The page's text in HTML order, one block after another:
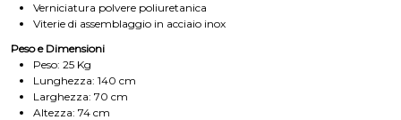
Verniciatura polvere poliuretanica
Viterie di assemblaggio in acciaio inox
Peso e Dimensioni
Peso: 25 Kg
Lunghezza: 140 cm
Larghezza: 70 cm
Altezza: 74 cm